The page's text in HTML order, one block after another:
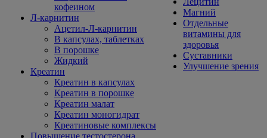
кофеином
Л-карнитин
Ацетил-Л-карнитин
В капсулах, таблетках
В порошке
Жидкий
Креатин
Креатин в капсулах
Креатин в порошке
Креатин малат
Креатин моногидрат
Креатиновые комплексы
Повышение тестостерона
Магний
Отдельные
витамины для
здоровья
Суставники
Улучшение зрения